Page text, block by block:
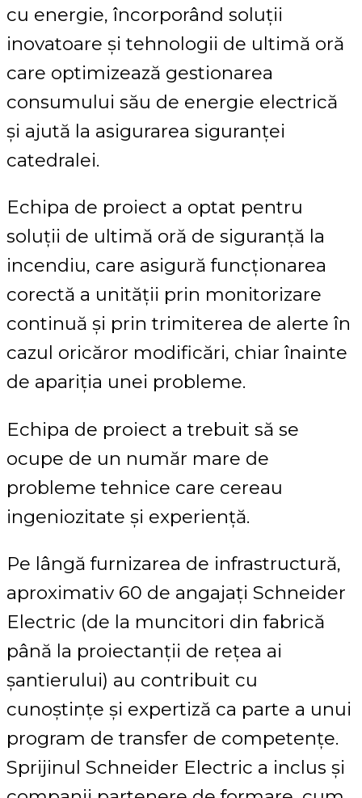
cu energie, încorporând soluții
inovatoare și tehnologii de ultimă oră
care optimizează gestionarea
consumului său de energie electrică
și ajută la asigurarea siguranței
catedralei.
Echipa de proiect a optat pentru
soluții de ultimă oră de siguranță la
incendiu, care asigură funcționarea
corectă a unității prin monitorizare
continuă și prin trimiterea de alerte în
cazul oricăror modificări, chiar înainte
de apariția unei probleme.
Echipa de proiect a trebuit să se
ocupe de un număr mare de
probleme tehnice care cereau
ingeniozitate și experiență.
Pe lângă furnizarea de infrastructură,
aproximativ 60 de angajați Schneider
Electric (de la muncitori din fabrică
până la proiectanții de rețea ai
șantierului) au contribuit cu
cunoștințe și expertiză ca parte a unui
program de transfer de competențe.
Sprijinul Schneider Electric a inclus și